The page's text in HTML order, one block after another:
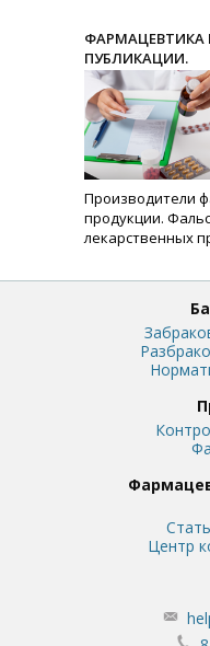
ФАРМАЦЕВТИКА
ПУБЛИКАЦИИ.
Производители
продукции.
лекарственных
Центр